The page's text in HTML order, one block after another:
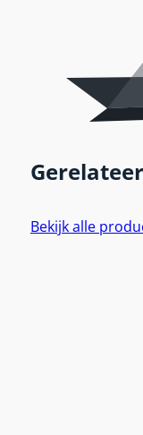
Bekijk alle